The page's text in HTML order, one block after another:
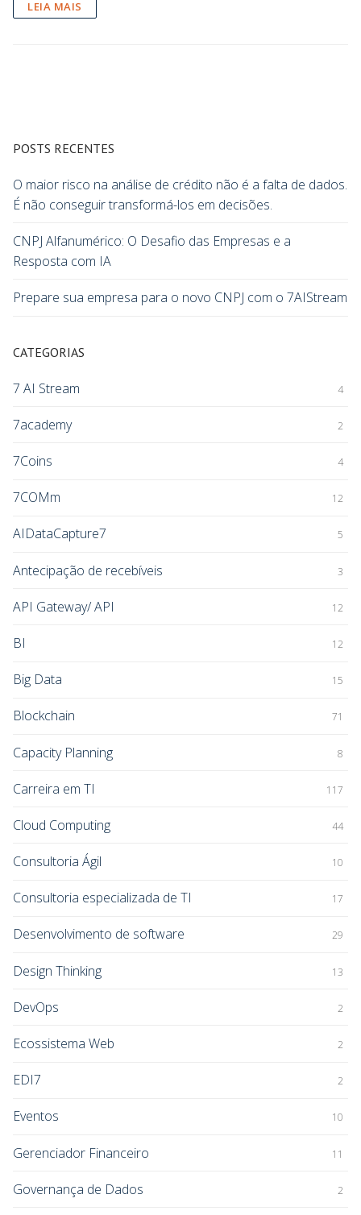
LEIA MAIS
POSTS RECENTES
O maior risco na análise de crédito não é a falta de dados.
É não conseguir transformá-los em decisões.
CNPJ Alfanumérico: O Desafio das Empresas e a
Resposta com IA
Prepare sua empresa para o novo CNPJ com o 7AIStream
CATEGORIAS
7 AI Stream 4
7academy 2
7Coins 4
7COMm 12
AIDataCapture7 5
Antecipação de recebíveis 3
API Gateway/ API 12
BI 12
Big Data 15
Blockchain 71
Capacity Planning 8
Carreira em TI 117
Cloud Computing 44
Consultoria Ágil 10
Consultoria especializada de TI 17
Desenvolvimento de software 29
Design Thinking 13
DevOps 2
Ecossistema Web 2
EDI7 2
Eventos 10
Gerenciador Financeiro 11
Governança de Dados 2